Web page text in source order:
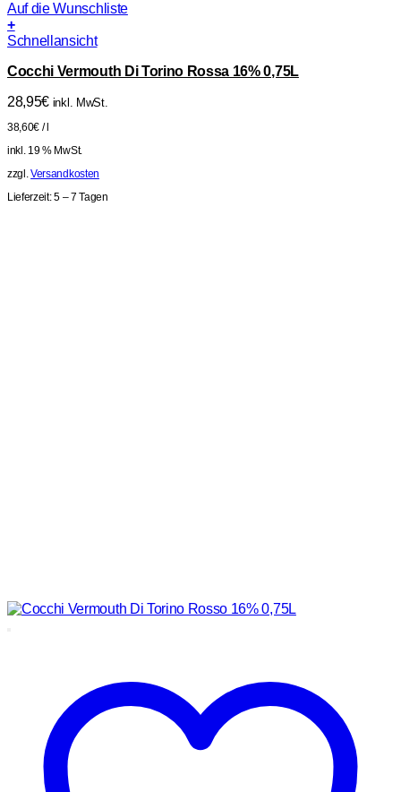
Auf die Wunschliste
+
Schnellansicht
Cocchi Vermouth Di Torino Rossa 16% 0,75L
28,95€ inkl. MwSt.
38,60€ /
inkl. 19 % MwSt.
zzgl.Versandkosten
Lieferzeit:5 – 7 Tagen